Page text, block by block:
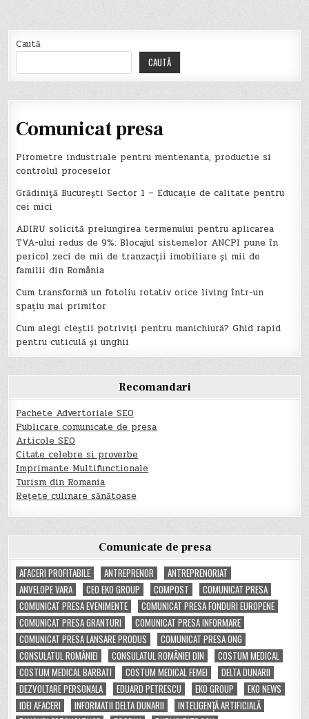
Caută
CAUTĂ
Comunicat presa
Pirometre industriale pentru mentenanta, productie si
controlul proceselor
Grădiniță București Sector 1 – Educație de calitate pentru
cei mici
ADIRU solicită prelungirea termenului pentru aplicarea
TVA-ului redus de 9%: Blocajul sistemelor ANCPI pune în
pericol zeci de mii de tranzacții imobiliare și mii de
familii din România
Cum transformă un fotoliu rotativ orice living într-un
spațiu mai primitor
Cum alegi cleștii potriviți pentru manichiură? Ghid rapid
pentru cuticulă și unghii
Recomandari
Pachete Advertoriale SEO
Publicare comunicate de presa
Articole SEO
Citate celebre si proverbe
Imprimante Multifunctionale
Turism din Romania
Rețete culinare sănătoase
Comunicate de presa
AFACERI PROFITABILE
ANTREPRENOR
ANTREPRENORIAT
ANVELOPE VARA
CEO EKO GROUP COMPOST
COMUNICAT PRESA
COMUNICAT PRESA EVENIMENTE
COMUNICAT PRESA FONDURI EUROPENE
COMUNICAT PRESA GRANTURI
COMUNICAT PRESA INFORMARE
COMUNICAT PRESA LANSARE PRODUS
COMUNICAT PRESA ONG
CONSULATUL ROMÂNIEI
CONSULATUL ROMÂNIEI DIN
COSTUM MEDICAL
COSTUM MEDICAL BARBATI
COSTUM MEDICAL FEMEI
DELTA DUNARII
DEZVOLTARE PERSONALA
EDUARD PETRESCU EKO GROUP
EKO NEWS
IDEI AFACERI
INFORMATII DELTA DUNARII
INTELIGENȚĂ ARTIFICIALĂ